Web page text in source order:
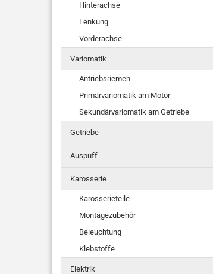
Hinterachse
Lenkung
Vorderachse
Variomatik
Antriebsriemen
Primärvariomatik am Motor
Sekundärvariomatik am Getriebe
Getriebe
Auspuff
Karosserie
Karosserieteile
Montagezubehör
Beleuchtung
Klebstoffe
Elektrik